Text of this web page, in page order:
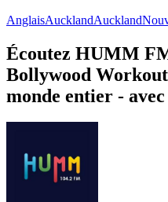
AnglaisAucklandAuckland
Écoutez HUMM
Bollywood
monde entier -